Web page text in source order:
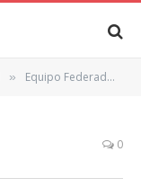
» Equipo Federado de Tenis
0